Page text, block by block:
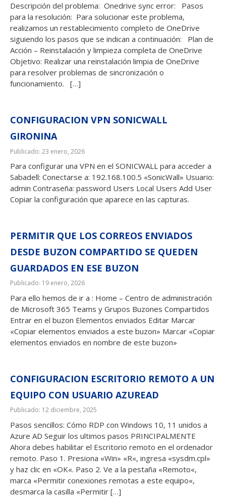
Descripción del problema: Onedrive sync error: Pasos
para la resolución: Para solucionar este problema,
realizamos un restablecimiento completo de OneDrive
siguiendo los pasos que se indican a continuación: Plan de
Acción – Reinstalación y limpieza completa de OneDrive
Objetivo: Realizar una reinstalación limpia de OneDrive
para resolver problemas de sincronización o
funcionamiento. […]
CONFIGURACION VPN SONICWALL
GIRONINA
Publicado: 23 enero, 2026
Para configurar una VPN en el SONICWALL para acceder a
Sabadell: Conectarse a: 192.168.100.5 «SonicWall» Usuario:
admin Contraseña: password Users Local Users Add User
Copiar la configuración que aparece en las capturas.
PERMITIR QUE LOS CORREOS ENVIADOS
DESDE BUZON COMPARTIDO SE QUEDEN
GUARDADOS EN ESE BUZON
Publicado: 19 enero, 2026
Para ello hemos de ir a : Home – Centro de administración
de Microsoft 365 Teams y Grupos Buzones Compartidos
Entrar en el buzon Elementos enviados Editar Marcar
«Copiar elementos enviados a este buzon» Marcar «Copiar
elementos enviados en nombre de este buzon»
CONFIGURACION ESCRITORIO REMOTO A UN
EQUIPO CON USUARIO AZUREAD
Publicado: 12 diciembre, 2025
Pasos sencillos: Cómo RDP con Windows 10, 11 unidos a
Azure AD Seguir los ultimos pasos PRINCIPALMENTE
Ahora debes habilitar el Escritorio remoto en el ordenador
remoto. Paso 1. Presiona «Win» «R«, ingresa «sysdm.cpl»
y haz clic en «OK«. Paso 2. Ve a la pestaña «Remoto«,
marca «Permitir conexiones remotas a este equipo«,
desmarca la casilla «Permitir […]